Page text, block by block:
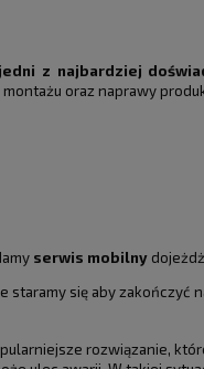
z najbardziej
montażu oraz naprawy
serwis mobilny
staramy się aby zakończyć
rozwiązanie,